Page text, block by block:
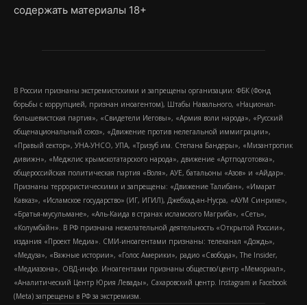
содержать материалы 18+
В России признаны экстремистскими и запрещены организации: ФБК (Фонд
борьбы с коррупцией, признан иноагентом), Штабы Навального, «Национал-
большевистская партия», «Свидетели Иеговы», «Армия воли народа», «Русский
общенациональный союз», «Движение против нелегальной иммиграции»,
«Правый сектор», УНА-УНСО, УПА, «Тризуб им. Степана Бандеры», «Мизантропик
дивижн», «Меджлис крымскотатарского народа», движение «Артподготовка»,
общероссийская политическая партия «Воля», АУЕ, батальоны «Азов» и «Айдар».
Признаны террористическими и запрещены: «Движение Талибан», «Имарат
Кавказ», «Исламское государство» (ИГ, ИГИЛ), Джебхад-ан-Нусра, «АУМ Синрике»,
«Братья-мусульмане», «Аль-Каида в странах исламского Магриба», «Сеть»,
«Колумбайн». В РФ признана нежелательной деятельность «Открытой России»,
издания «Проект Медиа». СМИ-иноагентами признаны: телеканал «Дождь»,
«Медуза», «Важные истории», «Голос Америки», радио «Свобода», The Insider,
«Медиазона», ОВД-инфо. Иноагентами признаны общество/центр «Мемориал»,
«Аналитический Центр Юрия Левады», Сахаровский центр. Instagram и Facebook
(Metа) запрещены в РФ за экстремизм.